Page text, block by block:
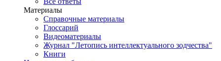
Материалы
Справочные материалы
Глоссарий
Видеоматериалы
Журнал "Летопись интеллектуального зодчества"
Книги